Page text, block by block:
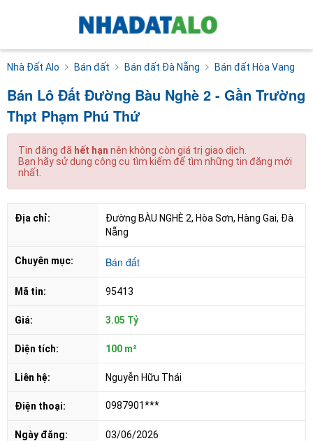
Nhà Đất Alo Bán đất Bán đất Đà Nẵng Bán đất Hòa Vang
Bán Lô Đất Đường Bàu Nghè 2 - Gần Trường
Thpt Phạm Phú Thứ
Tin đăng đã hết hạn nên không còn giá trị giao dịch.
Bạn hãy sử dụng công cụ tìm kiếm để tìm những tin đăng mới
nhất.
Địa chỉ:
Đường BÀU NGHÈ 2, Hòa Sơn, Hàng Gai, Đà
Nẵng
Chuyên mục: Bán đất
Mã tin: 95413
Giá: 3.05 Tỷ
Diện tích: 100 m²
Liên hệ: Nguyễn Hữu Thái
Điện thoại: 0987901***
Ngày đăng: 03/06/2026